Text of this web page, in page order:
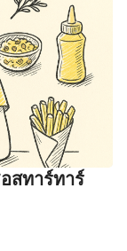
สทาร์ทาร์